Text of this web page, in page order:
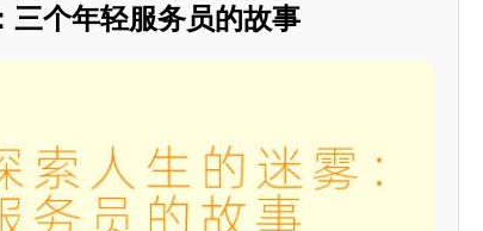
三个年轻服务员的故事